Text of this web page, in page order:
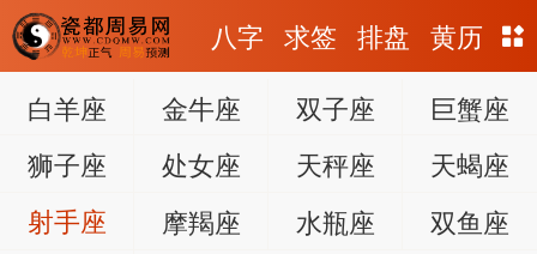
八字 求签 排盘 黄历
白羊座
金牛座 双子座
巨蟹座
狮子座
处女座 天秤座
天蝎座
射手座
摩羯座 水瓶座
双鱼座